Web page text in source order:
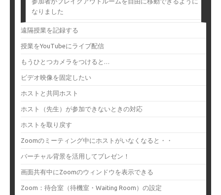
なりました
遠隔授業を記録する
授業をYouTubeにライブ配信
もうひとつカメラをつけると…
ビデオ映像を固定したい
ホストと共同ホスト
ホスト（先生）が参加できないときの対応
ホストを取り戻す
Zoomのミーティング中にホストがいなくなると・・
バーチャル背景を活用してプレゼン！
画面共有中にZoomのウィンドウを表示できる
Zoom：待合室（待機室・Waiting Room）の設定